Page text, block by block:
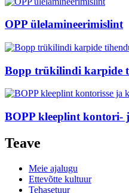
OPP ülelamineerimislint
Bopp trükilindi karpide
BOPP kleeplint kontori-
Teave
Meie ajalugu
Ettevõtte kultuur
Tehasetuur